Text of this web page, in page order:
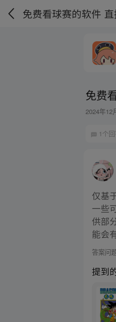
免费看球赛的软件
免费
2024年12
1个
仅基
一些
供部
能会
答案问
提到